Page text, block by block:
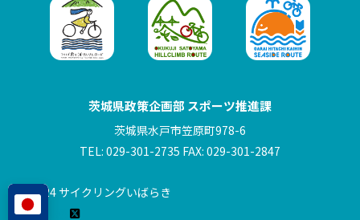
茨城県政策企画部 スポーツ推進課
茨城県水戸市笠原町978-6
TEL: 029-301-2735 FAX: 029-301-2847
© 2024 サイクリングいばらき